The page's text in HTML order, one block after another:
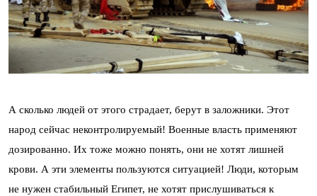
А сколько людей от этого страдает, берут в заложники. Этот
народ сейчас неконтролируемый! Военные власть применяют
дозированно. Их тоже можно понять, они не хотят лишней
крови. А эти элементы пользуются ситуацией! Люди, которым
не нужен стабильный Египет, не хотят прислушиваться к